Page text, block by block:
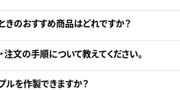
きのおすすめ商品はどれですか？
文の手順について教えてください。
ルを作製できますか？